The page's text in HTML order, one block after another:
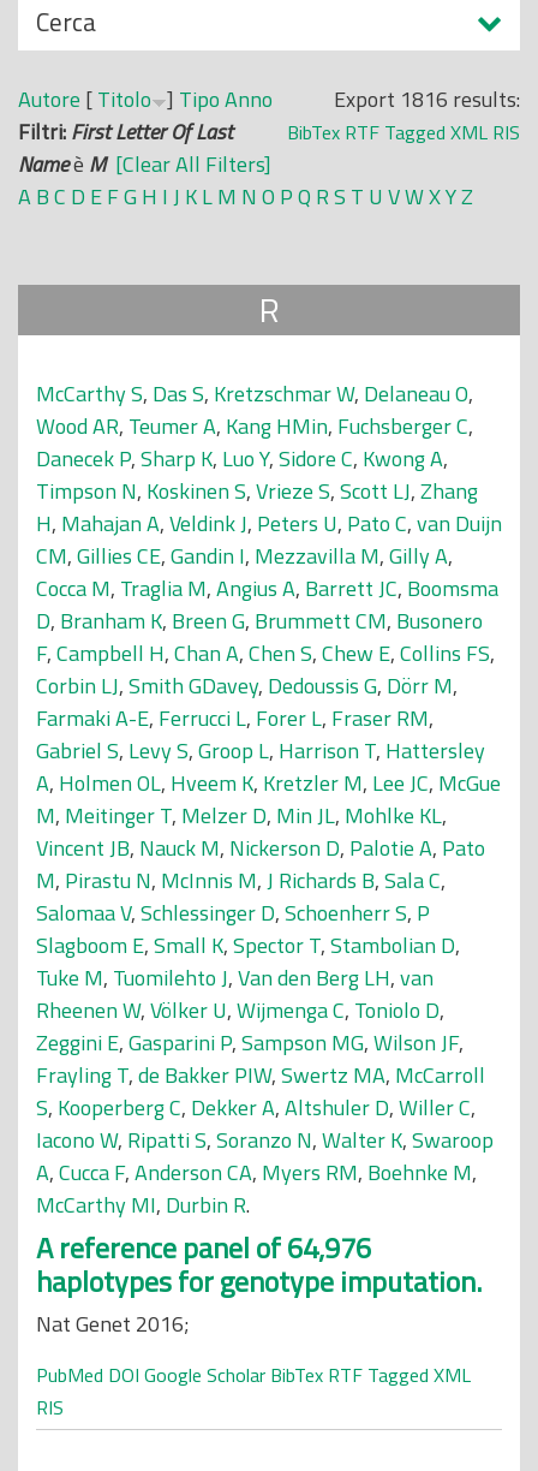
N
a
s
c
o
n
d
Cerca
Export 1816 results:
BibTex RTF Tagged XML RIS
Autore [Titolo ] TipoAnno
Filtri:First Letter Of Last
Nameè M [Clear All Filters]
ABC D EFG H IJ KLM N O PQ RS T U VWXYZ
R
McCarthy S, Das S, Kretzschmar W, Delaneau O,
Wood AR, Teumer A, Kang HMin, Fuchsberger C,
Danecek P,Sharp K, Luo Y,Sidore C, Kwong A,
Timpson N, Koskinen S,Vrieze S,Scott LJ,Zhang
H, Mahajan A,Veldink J, Peters U, Pato C,van Duijn
CM,Gillies CE,Gandin I, Mezzavilla M,Gilly A,
Cocca M, Traglia M,Angius A, Barrett JC, Boomsma
D, Branham K, Breen G, Brummett CM, Busonero
F,Campbell H,Chan A,Chen S,Chew E,Collins FS,
Corbin LJ,Smith GDavey, Dedoussis G, Dörr M,
Farmaki A-E, Ferrucci L, Forer L, Fraser RM,
Gabriel S, Levy S,Groop L, Harrison T, Hattersley
A, Holmen OL, Hveem K, Kretzler M, Lee JC, McGue
M, Meitinger T, Melzer D, Min JL, Mohlke KL,
Vincent JB, Nauck M, Nickerson D, Palotie A, Pato
M, Pirastu N, McInnis M,J Richards B,Sala C,
Salomaa V,Schlessinger D,Schoenherr S, P
Slagboom E,Small K,Spector T,Stambolian D,
Tuke M, Tuomilehto J,Van den Berg LH,van
Rheenen W,Völker U,Wijmenga C, Toniolo D,
Zeggini E,Gasparini P,Sampson MG,Wilson JF,
Frayling T,de Bakker PIW,Swertz MA, McCarroll
S, Kooperberg C, Dekker A,Altshuler D,Willer C,
Iacono W, Ripatti S,Soranzo N,Walter K,Swaroop
A,Cucca F,Anderson CA, Myers RM, Boehnke M,
McCarthy MI, Durbin R.
A reference panel of 64,976
haplotypes for genotype imputation.
Nat Genet 2016;
PubMed DOI Google Scholar BibTex RTF Tagged XML
RIS